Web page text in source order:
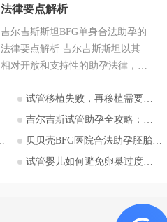
法律要点解析
吉尔吉斯斯坦BFG单身合法助孕的
法律要点解析 吉尔吉斯斯坦以其
相对开放和支持性的助孕法律，成
地。特别是对于希望通过助孕实现
为人父母梦想的单身人士，吉尔吉
斯斯坦的法律框架值得深入探讨。
法律的核心要点，并特别关注单身
拉套大学附属BFG生殖妇产医院的
试管移植失败，再移植需要注意哪些？
吉尔吉斯试管助孕全攻略：为什么越来越多的中国家庭选择比什凯克？
贝贝壳BFG医院合法助孕胚胎移植流程详解
试管婴儿如何避免卵巢过度刺激综合征